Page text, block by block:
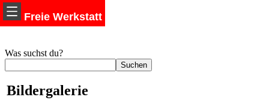
Freie Werkstatt
Was suchst du?
Bildergalerie